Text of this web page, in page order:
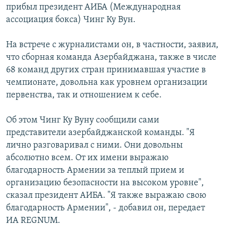
АРХИВ
English
Русский
Все сайты Радио Азатутюн
прибыл президент АИБА (Международная
ассоциация бокса) Чинг Ку Вун.
На встрече с журналистами он, в частности, заявил,
что сборная команда Азербайджана, также в числе
68 команд других стран принимавшая участие в
чемпионате, довольна как уровнем организации
первенства, так и отношением к себе.
Об этом Чинг Ку Вуну сообщили сами
представители азербайджанской команды. "Я
лично разговаривал с ними. Они довольны
абсолютно всем. От их имени выражаю
благодарность Армении за теплый прием и
организацию безопасности на высоком уровне",
сказал президент АИБА. "Я также выражаю свою
благодарность Армении", - добавил он, передает
ИА REGNUM.